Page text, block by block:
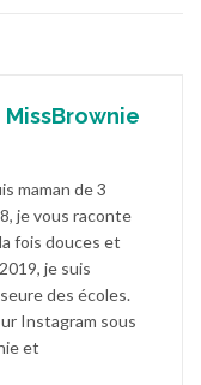
MissBrownie
maman de 3
je vous raconte
fois douces et
je suis
des écoles.
Instagram sous
et